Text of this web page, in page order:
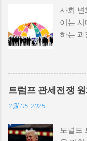
적 갈
증가한
한 불만
역사
서는
비극적
한 원
사회
이는
하는 과
탐구
조 사회
등이
한다.
이루어
트럼프 관세전쟁
2월 05, 2025
도널드